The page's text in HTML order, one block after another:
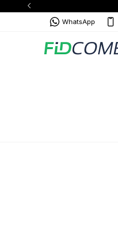
WhatsApp